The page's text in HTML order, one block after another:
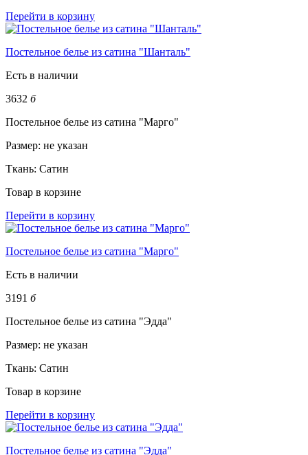
Перейти в корзину
Постельное белье из сатина "Шанталь"
Есть в наличии
3632 б
Постельное белье из сатина "Марго"
Размер: не указан
Ткань: Сатин
Товар в корзине
Перейти в корзину
Постельное белье из сатина "Марго"
Есть в наличии
3191 б
Постельное белье из сатина "Эдда"
Размер: не указан
Ткань: Сатин
Товар в корзине
Перейти в корзину
Постельное белье из сатина "Эдда"